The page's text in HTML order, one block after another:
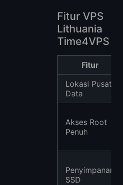
Fitur VPS
Lithuania
Time4VPS
Fitur
Lokasi Pusat
Data
Akses Root
Penuh
Penyimpanan
SSD